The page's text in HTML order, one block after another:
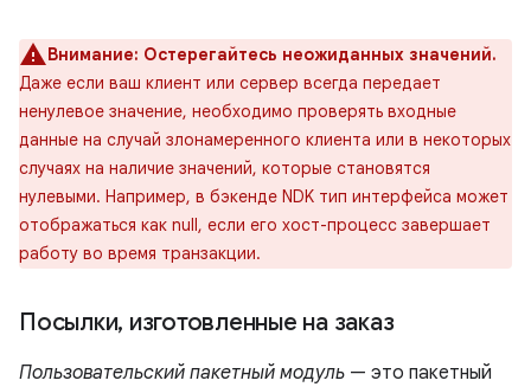
Внимание: Остерегайтесь неожиданных значений.
Даже если ваш клиент или сервер всегда передает
ненулевое значение, необходимо проверять входные
данные на случай злонамеренного клиента или в некоторых
случаях на наличие значений, которые становятся
нулевыми. Например, в бэкенде NDK тип интерфейса может
отображаться как null, если его хост-процесс завершает
работу во время транзакции.
Посылки, изготовленные на заказ
Пользовательский пакетный модуль — это пакетный